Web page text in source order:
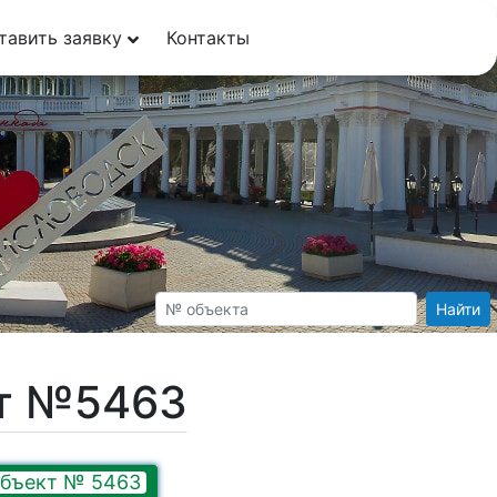
заявку Контакты
Найти
№5463
№ 5463